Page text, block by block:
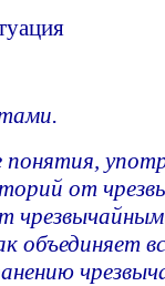
понятия,
от
объединяет